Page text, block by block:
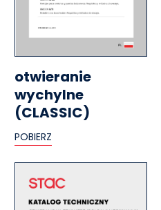
otwieranie
wychylne
(CLASSIC)
POBIERZ